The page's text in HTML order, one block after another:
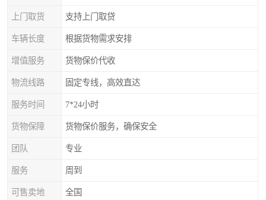
上门取货 支持上门取贷
车辆长度 根据货物需求安排
增值服务 货物保价代收
物流线路 固定专线，高效直达
服务时间 7*24小时
货物保障 货物保价服务，确保安全
团队 专业
服务 周到
可售卖地 全国